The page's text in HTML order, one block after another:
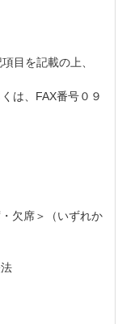
目を記載の上、
は、FAX番号０９
欠席＞（いずれか